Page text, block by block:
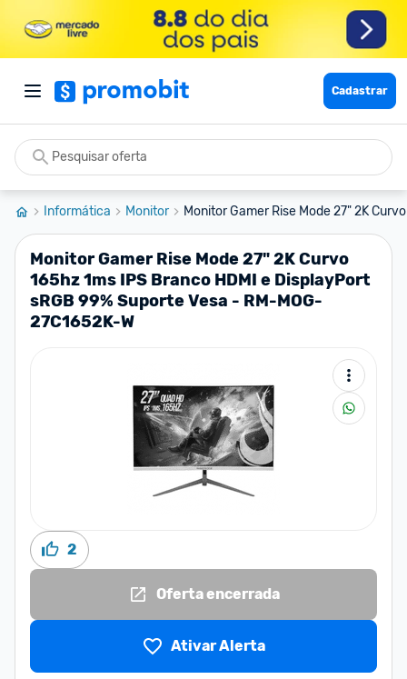
Cadastrar
Informática Monitor Monitor Gamer Rise Mode 27" 2K
Monitor Gamer Rise Mode 27" 2K Curvo
165hz 1ms IPS Branco HDMI e DisplayPort
sRGB 99% Suporte Vesa - RM-MOG-
27C1652K-W
2
Oferta encerrada
Ativar Alerta